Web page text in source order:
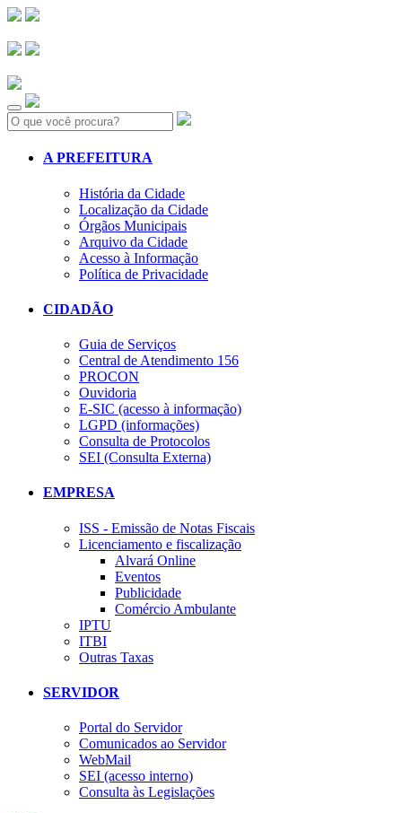
Search:
A PREFEITURA
História da Cidade
Localização da Cidade
Órgãos Municipais
Arquivo da Cidade
Acesso à Informação
Política de Privacidade
CIDADÃO
Guia de Serviços
Central de Atendimento 156
PROCON
Ouvidoria
E-SIC (acesso à informação)
LGPD (informações)
Consulta de Protocolos
SEI (Consulta Externa)
EMPRESA
ISS - Emissão de Notas Fiscais
Licenciamento e fiscalização
Alvará Online
Eventos
Publicidade
Comércio Ambulante
IPTU
ITBI
Outras Taxas
SERVIDOR
Portal do Servidor
Comunicados ao Servidor
WebMail
SEI (acesso interno)
Consulta às Legislações